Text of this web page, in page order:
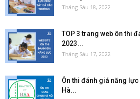
Tháng Sáu 18, 2022
TOP 3 trang web ôn thi
2023...
Tháng Sáu 17, 2022
Ôn thi đánh giá năng
Hà...